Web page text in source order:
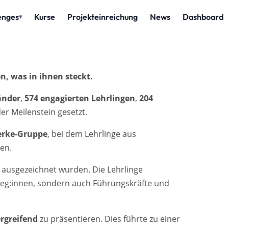
was in ihnen steckt.
,574 engagierten Lehrlingen,204
Meilenstein gesetzt.
Gruppe, bei dem Lehrlinge aus
ausgezeichnet wurden. Die Lehrlinge
sondern auch Führungskräfte und
zu präsentieren. Dies führte zu einer